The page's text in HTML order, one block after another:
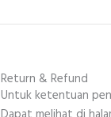
Return & Refund
Untuk ketentuan